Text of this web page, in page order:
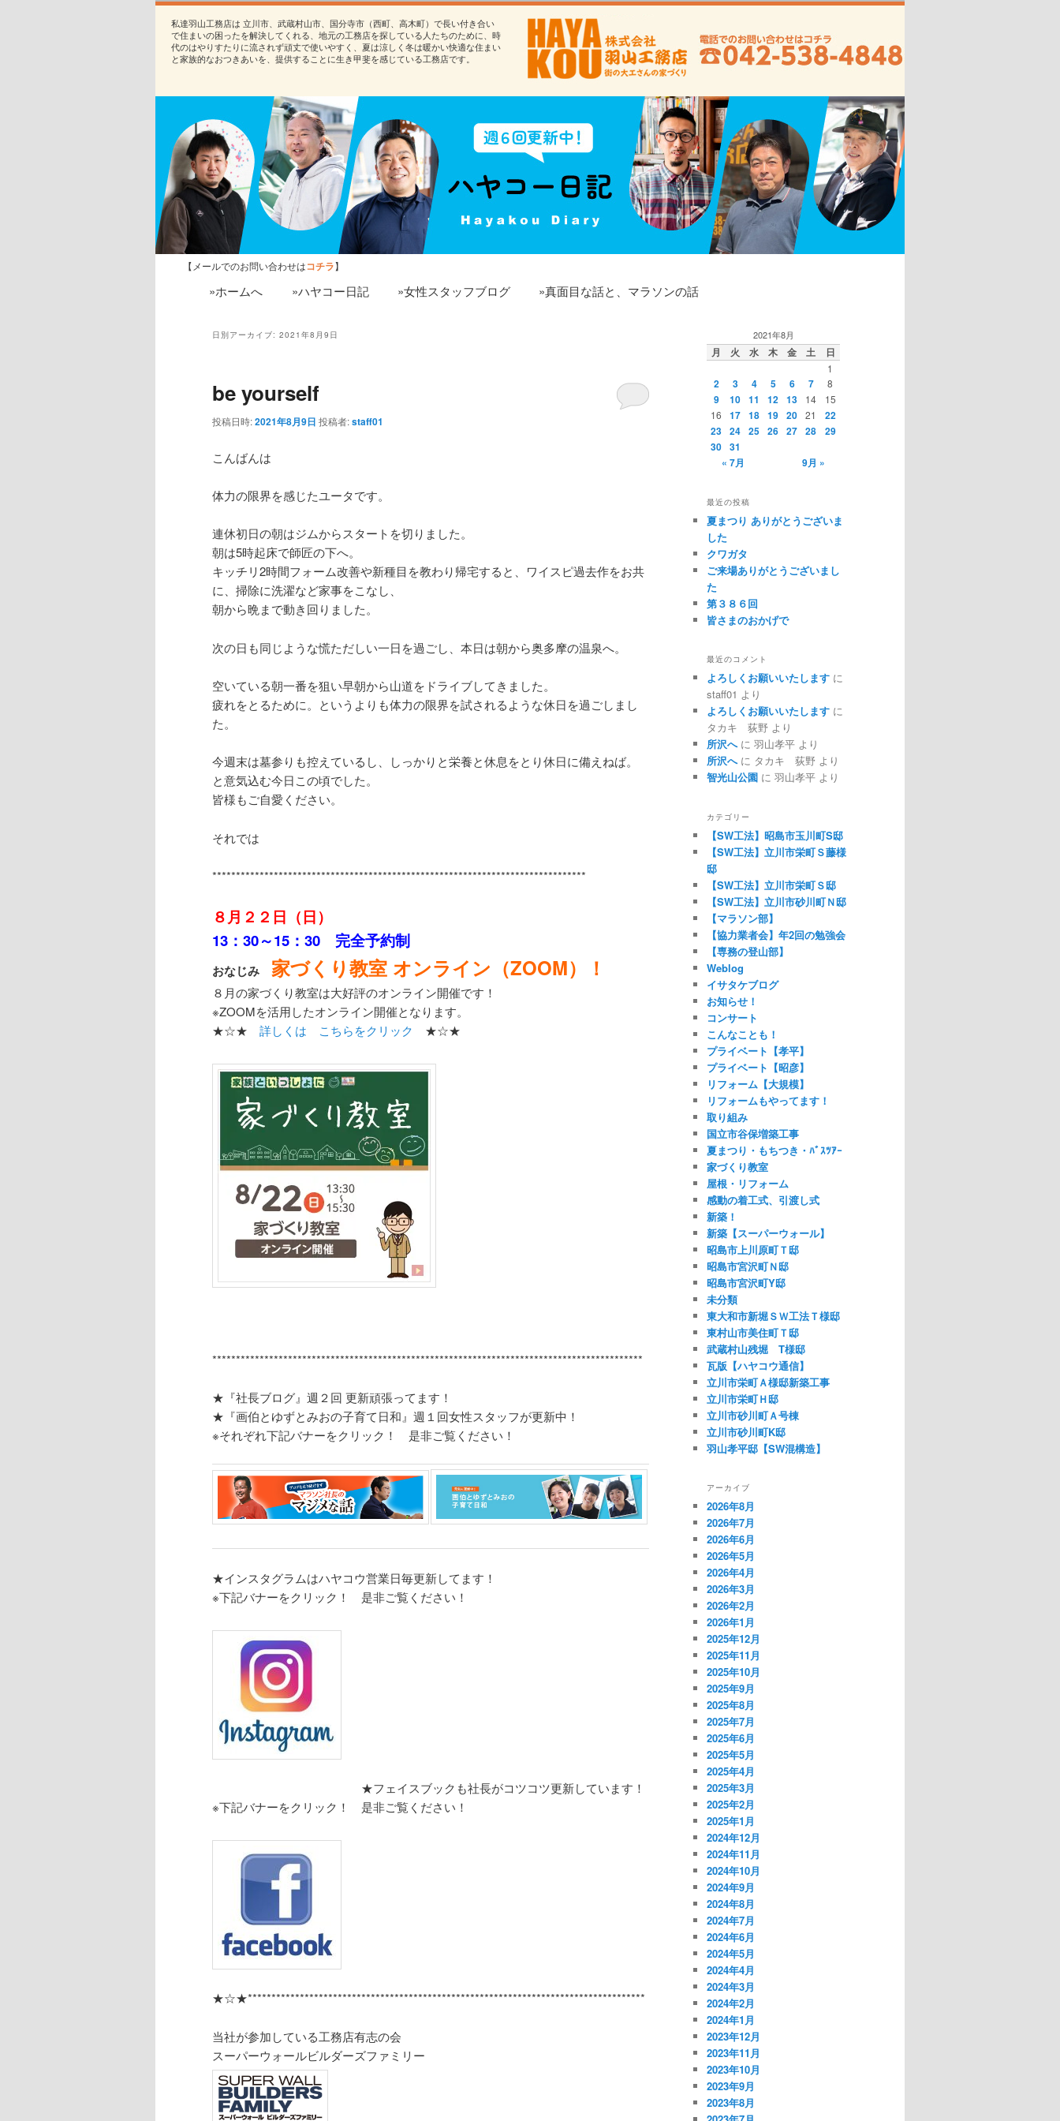
私達羽山工務店は 立川市、武蔵村山市、国分寺市（西町、高木町）で長い付き合い
で住まいの困ったを解決してくれる、地元の工務店を探している人たちのために、時
代のはやりすたりに流されず頑丈で使いやすく、夏は涼しく冬は暖かい快適な住まい
と家族的なおつきあいを、提供することに生き甲斐を感じている工務店です。
【メールでのお問い合わせはコチラ】
»ホームへ »ハヤコー日記 »女性スタッフブログ »真面目な話と、マラソンの話
日別アーカイブ:2021年8月9日
be yourself
投稿日時:2021年8月9日 投稿者:staff01
こんばんは
体力の限界を感じたユータです。
連休初日の朝はジムからスタートを切りました。
朝は5時起床で師匠の下へ。
キッチリ2時間フォーム改善や新種目を教わり帰宅すると、ワイスピ過去作をお共
に、掃除に洗濯など家事をこなし、
朝から晩まで動き回りました。
次の日も同じような慌ただしい一日を過ごし、本日は朝から奥多摩の温泉へ。
空いている朝一番を狙い早朝から山道をドライブしてきました。
疲れをとるために。というよりも体力の限界を試されるような休日を過ごしまし
た。
今週末は墓参りも控えているし、しっかりと栄養と休息をとり休日に備えねば。
と意気込む今日この頃でした。
皆様もご自愛ください。
それでは
*******************************************************************************
８月２２日（日）
13：30～15：30 完全予約制
おなじみ家づくり教室 オンライン（ZOOM）！
８月の家づくり教室は大好評のオンライン開催です！
※ZOOMを活用したオンライン開催となります。
★☆★詳しくは こちらをクリック ★☆★
*******************************************************************************************
★『社長ブログ』週２回 更新頑張ってます！
★『画伯とゆずとみおの子育て日和』週１回女性スタッフが更新中！
※それぞれ下記バナーをクリック！ 是非ご覧ください！
★インスタグラムはハヤコウ営業日毎更新してます！
※下記バナーをクリック！ 是非ご覧ください！
★フェイスブックも社長がコツコツ更新しています！
※下記バナーをクリック！ 是非ご覧ください！
★☆★************************************************************************************
当社が参加している工務店有志の会
スーパーウォールビルダーズファミリー
2021年8月
月 火 水 木 金 土 日
1
2 3 4 5 6 7 8
9 10 11 12 13 14
15
16
17 18 19 20 21
22
23 24 25 26 27 28
29
30 31
« 7月
9月 »
最近の投稿
夏まつり ありがとうございま
した
クワガタ
ご来場ありがとうございまし
た
第３８６回
皆さまのおかげで
最近のコメント
よろしくお願いいたします に
staff01 より
よろしくお願いいたします に
タカキ 荻野 より
所沢へに羽山孝平 より
所沢へに タカキ 荻野 より
智光山公園 に羽山孝平 より
カテゴリー
【SW工法】昭島市玉川町S邸
【SW工法】立川市栄町Ｓ藤様
邸
【SW工法】立川市栄町Ｓ邸
【SW工法】立川市砂川町Ｎ邸
【マラソン部】
【協力業者会】年2回の勉強会
【専務の登山部】
Weblog
イサタケブログ
お知らせ！
コンサート
こんなことも！
プライベート【孝平】
プライベート【昭彦】
リフォーム【大規模】
リフォームもやってます！
取り組み
国立市谷保増築工事
夏まつり・もちつき・ﾊﾞｽﾂｱｰ
家づくり教室
屋根・リフォーム
感動の着工式、引渡し式
新築！
新築【スーパーウォール】
昭島市上川原町Ｔ邸
昭島市宮沢町Ｎ邸
昭島市宮沢町Y邸
未分類
東大和市新堀ＳＷ工法Ｔ様邸
東村山市美住町Ｔ邸
武蔵村山残堀 T様邸
瓦版【ハヤコウ通信】
立川市栄町Ａ様邸新築工事
立川市栄町Ｈ邸
立川市砂川町Ａ号棟
立川市砂川町K邸
羽山孝平邸【SW混構造】
アーカイブ
2026年8月
2026年7月
2026年6月
2026年5月
2026年4月
2026年3月
2026年2月
2026年1月
2025年12月
2025年11月
2025年10月
2025年9月
2025年8月
2025年7月
2025年6月
2025年5月
2025年4月
2025年3月
2025年2月
2025年1月
2024年12月
2024年11月
2024年10月
2024年9月
2024年8月
2024年7月
2024年6月
2024年5月
2024年4月
2024年3月
2024年2月
2024年1月
2023年12月
2023年11月
2023年10月
2023年9月
2023年8月